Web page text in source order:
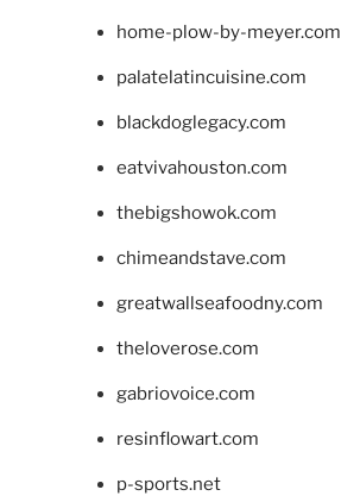
home-plow-by-meyer.com
palatelatincuisine.com
blackdoglegacy.com
eatvivahouston.com
thebigshowok.com
chimeandstave.com
greatwallseafoodny.com
theloverose.com
gabriovoice.com
resinflowart.com
p-sports.net